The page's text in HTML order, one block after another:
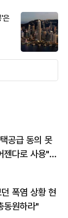
'은
공급 동의 못
다로 사용"
폭염 상황 현
동원하라"